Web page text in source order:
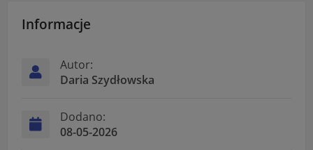
Informacje
Autor:
Daria Szydłowska
Dodano:
08-05-2026